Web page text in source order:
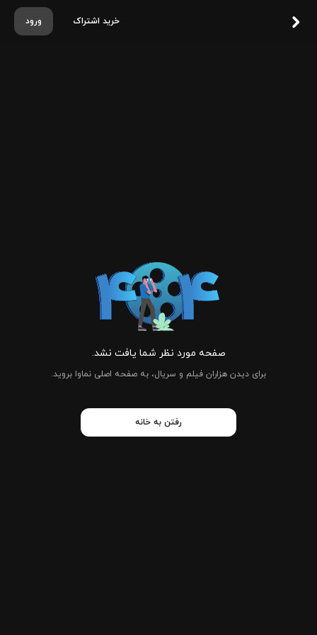
ورود خرید اشتراک
صفحه مورد نظر شما یافت نشد.
برای دیدن هزاران فیلم و سریال، به صفحه اصلی نماوا بروید.
رفتن به خانه